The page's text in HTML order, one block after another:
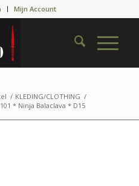
Mijn Account
/ KLEDING/CLOTHING /
* Ninja Balaclava * D15